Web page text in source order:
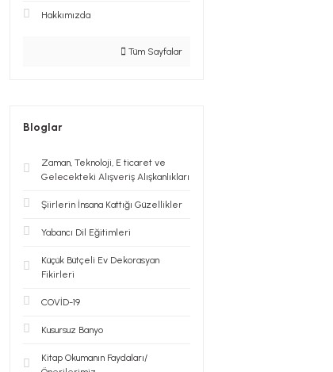
Hakkımızda
Tüm Sayfalar
Bloglar
Zaman, Teknoloji, E ticaret ve
Gelecekteki Alışveriş Alışkanlıkları
Şiirlerin İnsana Kattığı Güzellikler
Yabancı Dil Eğitimleri
Küçük Bütçeli Ev Dekorasyan
Fikirleri
COVİD-19
Kusursuz Banyo
Kitap Okumanın Faydaları/